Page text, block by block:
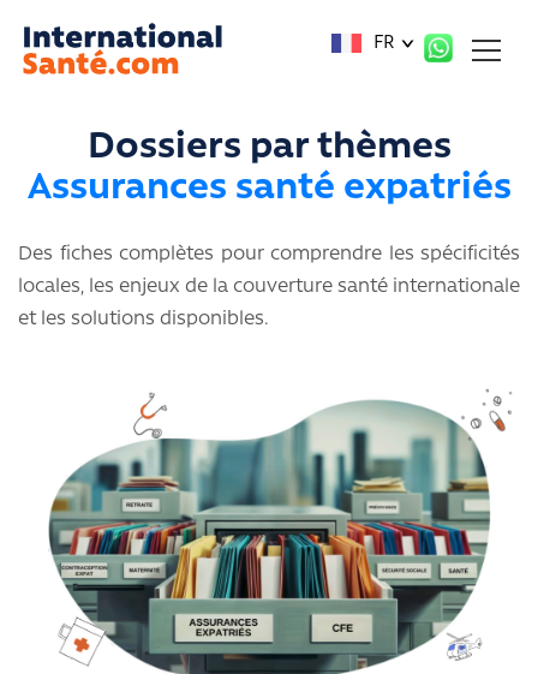
FR
Dossiers par thèmes
Assurances santé expatriés
Des fiches complètes pour comprendre les spécificités
locales, les enjeux de la couverture santé internationale
et les solutions disponibles.